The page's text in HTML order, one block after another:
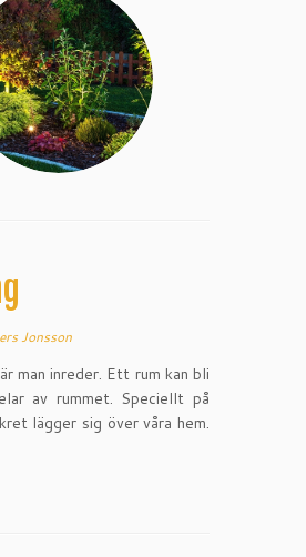
Jonsson
man inreder. Ett rum kan bli
av rummet. Speciellt på
lägger sig över våra hem.